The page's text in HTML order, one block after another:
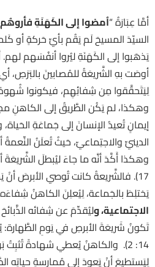
أمَّا عِبَارَةُ “اُمضوا إلى الكَهَنَةِ
السيّدَ المسيحَ لَم يَقُم بأيِّ حَركةٍ أو
يَذهَبوا إلى الكَهَنَةِ ليُروا أنفُسَهم
أوصَت بهِ الشَّريعَةُ للمُصابينَ بالبَرَصِ،
لِيَتَحقَّقوا مِن شِفائِهِم، فيكونوا
وهكذا، لم يَكُن الطَّريقُ إلى الكاهنِ
إيمانٍ تُعيدُ الإنسانَ إلى جَماعَةِ
الدينيِّ والاجتِماعيّ، حَيثُ تُعلَنُ
17). فالشَّريعةُ كانت تُوصي الأبرصَ
يَختلِطَ بالجَماعة، لِيُعلِنَ الكاهنُ
الاجتماعية، وليُقدِّمَ عن شِفائه
تَكونُ شَريعَةَ الأبرصِ في يَومِ الطَّهارة:
14: 2). والكاهنُ يُعطي شهادةً
لِيَستطيعَ أنْ يَعودَ إلى مُمارسةِ حياتِه